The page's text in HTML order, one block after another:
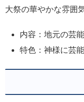
大祭の華やかな雰囲
内容：地元の芸
特色：神様に芸